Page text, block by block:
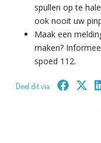
spullen op te
ook nooit uw
Maak een
maken?
spoed 112.
Deel dit via: